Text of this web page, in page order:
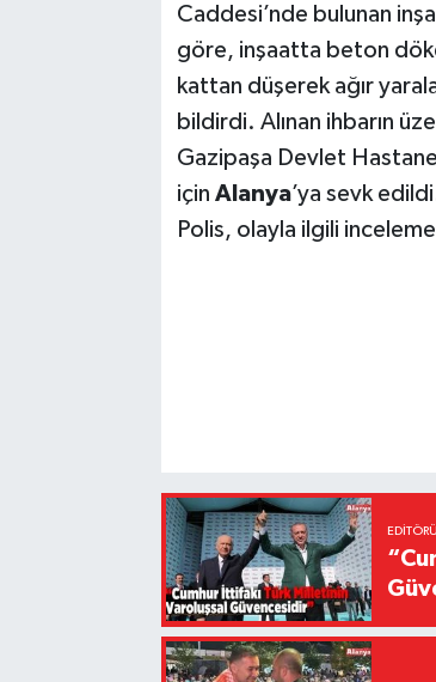
Caddesi’nde bulunan
göre, inşaatta beton
kattan düşerek ağır
bildirdi. Alınan ihbarın
Gazipaşa Devlet
için Alanya’ya sevk
Polis, olayla ilgili